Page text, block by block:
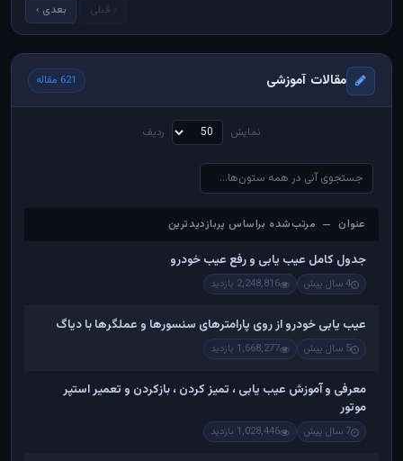
‹ قبلی بعدی ›
مقالات آموزشی 621 مقاله
نمایش ردیف
عنوان — مرتب‌شده براساس پربازدیدترین
عنوان — مرتب‌شده براساس پربازدیدترین
جدول کامل عیب یابی و رفع عیب خودرو
4 سال پیش 2,248,816 بازدید
عیب یابی خودرو از روی پارامترهای سنسورها و عملگرها با دیاگ
5 سال پیش 1,668,277 بازدید
معرفی و آموزش عیب یابی ، تمیز کردن ، بازکردن و تعمیر استپر
موتور
7 سال پیش 1,028,446 بازدید